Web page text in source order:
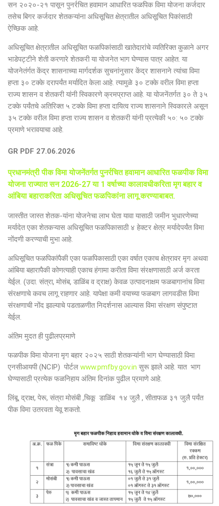
सन २०२०-२१ पासून पुनर्रचित हवामान आधारित फळपिक विमा योजना कर्जदार
तसेच बिगर कर्जदार शेतकऱ्यांना अधिसूचित क्षेत्रातील अधिसूचित पिकांसाठी
ऐच्छिक आहे.
अधिसूचित क्षेत्रातील अधिसूचित फळपिकांसाठी खातेदारांचे व्यतिरिक्त कुळाने अगर
भाडेपट्टीने शेती करणारे शेतकरी या योजनेत भाग घेण्यास पात्र आहेत. या
योजनेतंर्गत केंद्र शासनाच्या मार्गदर्शक सुचनांनुसार केंद्र शासनाने त्यांचा विमा
हप्ता ३० टक्के दरापर्यंत मर्यादित केला आहे. त्यामुळे ३० टक्के वरील विमा हप्ता
राज्य शासन व शेतकरी यांनी स्विकारणे क्रमप्राप्त आहे. या योजनेंतर्गत ३० ते ३५
टक्के पर्यंतचे अतिरिक्त ५ टक्के विमा हप्ता दायित्व राज्य शासनाने स्विकारले असून
३५ टक्के वरील विमा हप्ता राज्य शासन व शेतकरी यांनी प्रत्येकी ५०: ५० टक्के
प्रमाणे भरावयाचा आहे.
GR PDF 27.06.2026
प्रधानमंत्री पीक विमा योजनेंतर्गत पुनर्रचित हवामान आधारित फळपीक विमा
योजना राज्यात सन 2026-27 या 1 वर्षाच्या कालावधीकरिता मृग बहार व
आंबिया बहाराकरिता अधिसूचित फळपिकांना लागू करण्याबाबत.
जास्तीत जास्त शेतक-यांना योजनेचा लाभ घेता यावा यासाठी जमीन भुधारणेच्या
मर्यादेत एका शेतकऱ्यास अधिसूचित फळपिकासाठी ४ हेक्टर क्षेत्र मर्यादेपर्यंत विमा
नोंदणी करण्याची मुभा आहे.
अधिसूचित फळपिकांपैकी एका फळपिकासाठी एका वर्षात एकाच क्षेत्रावर मृग अथवा
आंबिया बहारापैकी कोणत्याही एकाच हंगामा करीता विमा संरक्षणासाठी अर्ज करता
येईल. (उदा. संत्रा, मोसंब, डाळिंब व द्राक्ष) केवळ उत्पादनाक्षम फळबागानांच विमा
संरक्षणाचे कवच लागू राहणार आहे. यापेक्षा कमी वयाच्या फळबाग लागवडीस विमा
संरक्षणाची नोंद झाल्याचे पडताळणीत निदर्शनास आल्यास विमा संरक्षण संपुष्टात
येईल.
अंतिम मुदत ही पुढीलप्रमाणे
फळपीक विमा योजना मृग बहार २०२५ साठी शेतकऱ्यांनी भाग घेण्यासाठी विमा
एनसीआयपी (NCIP) पोर्टल www.pmfby.gov.in सुरू झाले आहे. यात भाग
घेण्यासाठी प्रत्येक फळनिहाय अंतिम दिनांक पुढील प्रमाणे आहे.
लिंबू, द्राक्ष, पेरू, संत्रामोसंबी ,चिकू डाळिंब १४ जुलै , सीताफळ ३१ जुलै पर्यंत
पीक विमा उतरवता येवू शकतो.